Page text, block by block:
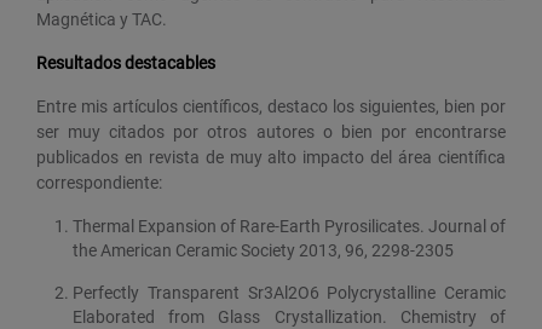
Magnética y TAC.
Resultados destacables
Entre mis artículos científicos, destaco los siguientes, bien por
ser muy citados por otros autores o bien por encontrarse
publicados en revista de muy alto impacto del área científica
correspondiente:
Thermal Expansion of Rare-Earth Pyrosilicates. Journal of
the American Ceramic Society 2013, 96, 2298-2305
Perfectly Transparent Sr3Al2O6 Polycrystalline Ceramic
Elaborated from Glass Crystallization. Chemistry of